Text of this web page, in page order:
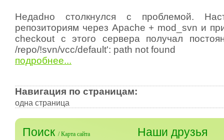
Недаdно столкнулся с проблемой.
репозиториям через Apache + mod_svn и
checkout с этого сервера получал
/repo/!svn/vcc/default': path not found
подробнее...
Навигация по страницам:
одна страница
Поиск /Карта сайта Наши друзья